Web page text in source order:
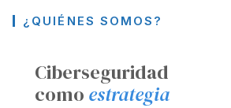
¿QUIÉNES SOMOS?
Ciberseguridad
como estrategia